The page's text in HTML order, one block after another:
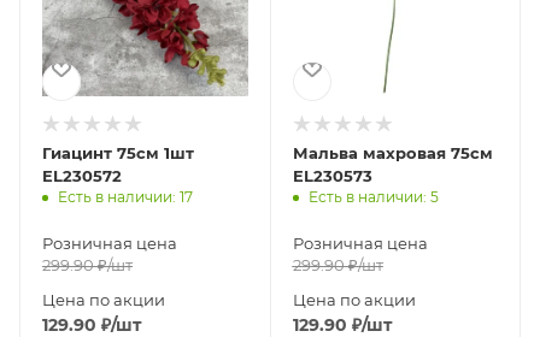
Гиацинт 75см 1шт
EL230572
Есть в наличии: 17
Розничная цена
299.90₽/шт
Цена по акции
129.90 ₽/шт
Мальва махровая 75см
EL230573
Есть в наличии: 5
Розничная цена
299.90₽/шт
Цена по акции
129.90 ₽/шт